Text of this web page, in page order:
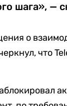
шага», —
о
что